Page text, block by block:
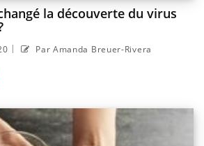
la découverte du virus
| Par Amanda Breuer-Rivera